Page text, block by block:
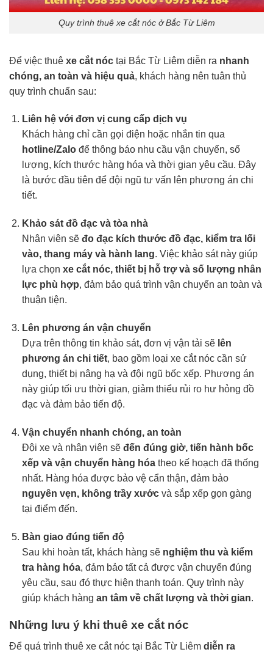
Quy trình thuê xe cắt nóc ở Bắc Từ Liêm
Để việc thuê xe cắt nóc tại Bắc Từ Liêm diễn ra nhanh
chóng, an toàn và hiệu quả, khách hàng nên tuân thủ
quy trình chuẩn sau:
Liên hệ với đơn vị cung cấp dịch vụ
Khách hàng chỉ cần gọi điện hoặc nhắn tin qua
hotline/Zalođể thông báo nhu cầu vận chuyển, số
lượng, kích thước hàng hóa và thời gian yêu cầu. Đây
là bước đầu tiên để đội ngũ tư vấn lên phương án chi
tiết.
Khảo sát đồ đạc và tòa nhà
Nhân viên sẽ đo đạc kích thước đồ đạc, kiểm tra lối
vào, thang máy và hành lang. Việc khảo sát này giúp
lựa chọn xe cắt nóc, thiết bị hỗ trợ và số lượng nhân
lực phù hợp, đảm bảo quá trình vận chuyển an toàn và
thuận tiện.
Lên phương án vận chuyển
Dựa trên thông tin khảo sát, đơn vị vận tải sẽ lên
phương án chi tiết, bao gồm loại xe cắt nóc cần sử
dụng, thiết bị nâng hạ và đội ngũ bốc xếp. Phương án
này giúp tối ưu thời gian, giảm thiểu rủi ro hư hỏng đồ
đạc và đảm bảo tiến độ.
Vận chuyển nhanh chóng, an toàn
Đội xe và nhân viên sẽ đến đúng giờ, tiến hành bốc
xếp và vận chuyển hàng hóatheo kế hoạch đã thống
nhất. Hàng hóa được bảo vệ cẩn thận, đảm bảo
nguyên vẹn, không trầy xướcvà sắp xếp gọn gàng
tại điểm đến.
Bàn giao đúng tiến độ
Sau khi hoàn tất, khách hàng sẽ nghiệm thu và kiểm
tra hàng hóa, đảm bảo tất cả được vận chuyển đúng
yêu cầu, sau đó thực hiện thanh toán. Quy trình này
giúp khách hàng an tâm về chất lượng và thời gian.
Những lưu ý khi thuê xe cắt nóc
Để quá trình thuê xe cắt nóc tại Bắc Từ Liêm diễn ra